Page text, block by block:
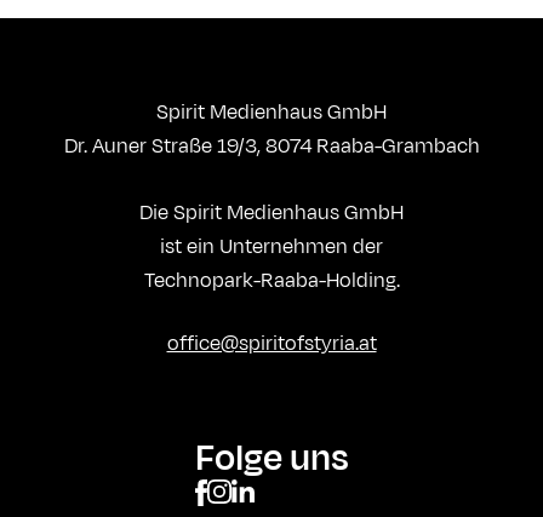
Spirit Medienhaus GmbH
Dr. Auner Straße 19/3, 8074 Raaba-Grambach
Die Spirit Medienhaus GmbH
ist ein Unternehmen der
Technopark-Raaba-Holding.
office@spiritofstyria.at
Folge uns